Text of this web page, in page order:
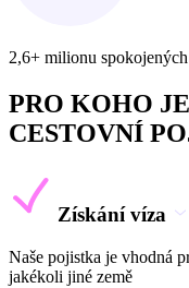
2,6+ milionu
PRO KOHO
CESTOVNÍ
Získání víza
Naše pojistka je vhodná
jakékoli jiné země